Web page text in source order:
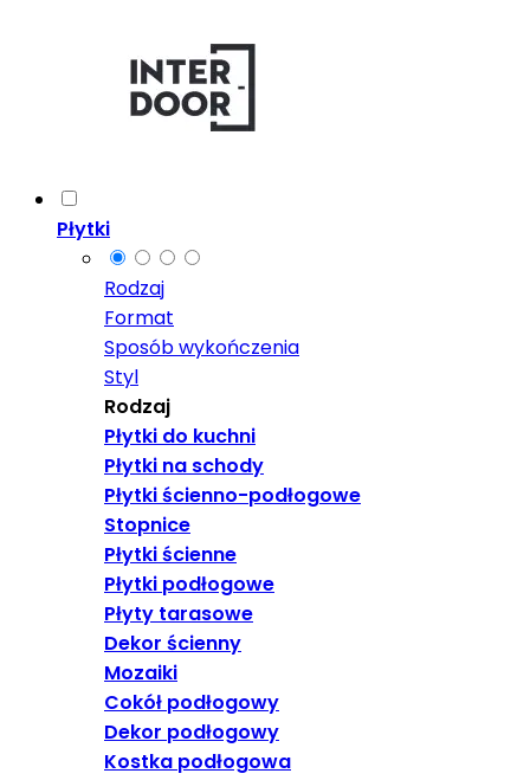
Płytki
Rodzaj
Format
Sposób wykończenia
Styl
Rodzaj
Płytki do kuchni
Płytki na schody
Płytki ścienno-podłogowe
Stopnice
Płytki ścienne
Płytki podłogowe
Płyty tarasowe
Dekor ścienny
Mozaiki
Cokół podłogowy
Dekor podłogowy
Kostka podłogowa